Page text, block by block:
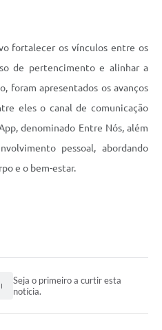
fortalecer os vínculos entre os
de pertencimento e alinhar a
foram apresentados os avanços
eles o canal de comunicação
denominado Entre Nós, além
pessoal, abordando
e o bem-estar.
Seja o primeiro a curtir esta
notícia.